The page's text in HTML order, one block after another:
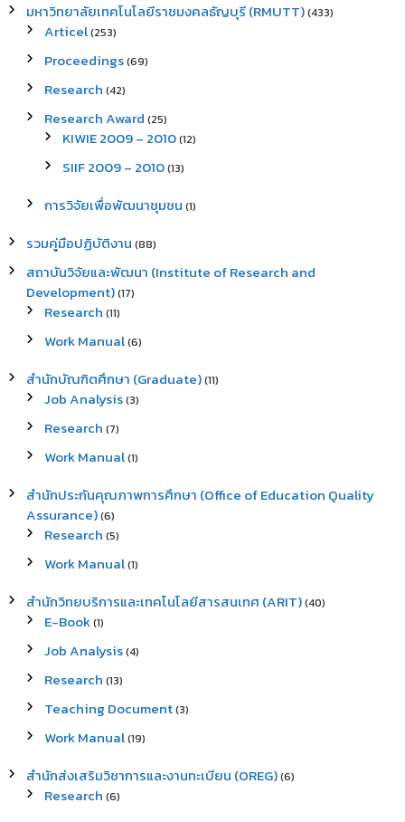
มหาวิทยาลัยเทคโนโลยีราชมงคลธัญบุรี (RMUTT)(433)
Articel(253)
Proceedings(69)
Research (42)
Research Award (25)
KIWIE 2009 – 2010(12)
SIIF 2009 – 2010(13)
การวิจัยเพื่อพัฒนาชุมชน (1)
รวมคู่มือปฏิบัติงาน (88)
สถาบันวิจัยและพัฒนา (Institute of Research and
Development)(17)
Research (11)
Work Manual(6)
สำนักบัณฑิตศึกษา (Graduate)(11)
Job Analysis(3)
Research (7)
Work Manual(1)
สำนักประกันคุณภาพการศึกษา (Office of Education Quality
Assurance)(6)
Research (5)
Work Manual(1)
สำนักวิทยบริการและเทคโนโลยีสารสนเทศ (ARIT)(40)
E-Book(1)
Job Analysis(4)
Research (13)
Teaching Document(3)
Work Manual(19)
สำนักส่งเสริมวิชาการและงานทะเบียน (OREG)(6)
Research (6)